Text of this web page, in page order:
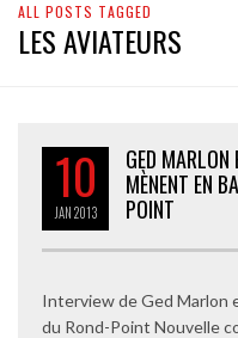
ALL POSTS TAGGED
LES AVIATEURS
10
JAN2013
GED MARLON
MÈNENT EN
POINT
Interview de Ged Marlon
du Rond-Point Nouvelle